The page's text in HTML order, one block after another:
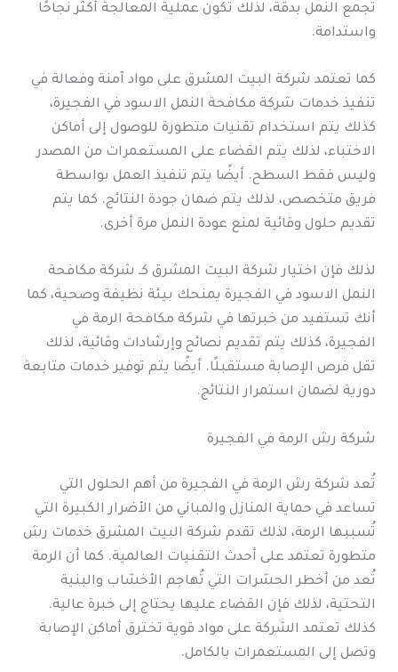
تجمع النمل بدقة، لذلك تكون عملية المعالجة أكثر نجاحًا
واستدامة.
كما تعتمد شركة البيت المشرق على مواد آمنة وفعالة في
تنفيذ خدمات شركة مكافحة النمل الاسود في الفجيرة،
كذلك يتم استخدام تقنيات متطورة للوصول إلى أماكن
الاختباء، لذلك يتم القضاء على المستعمرات من المصدر
وليس فقط السطح. أيضًا يتم تنفيذ العمل بواسطة
فريق متخصص، لذلك يتم ضمان جودة النتائج. كما يتم
تقديم حلول وقائية لمنع عودة النمل مرة أخرى.
لذلك فإن اختيار شركة البيت المشرق كـ شركة مكافحة
النمل الاسود في الفجيرة يمنحك بيئة نظيفة وصحية، كما
أنك تستفيد من خبرتها في شركة مكافحة الرمة في
الفجيرة، كذلك يتم تقديم نصائح وإرشادات وقائية، لذلك
تقل فرص الإصابة مستقبلًا. أيضًا يتم توفير خدمات متابعة
دورية لضمان استمرار النتائج.
شركة رش الرمة في الفجيرة
تُعد شركة رش الرمة في الفجيرة من أهم الحلول التي
تساعد في حماية المنازل والمباني من الأضرار الكبيرة التي
تُسببها الرمة، لذلك تقدم شركة البيت المشرق خدمات رش
متطورة تعتمد على أحدث التقنيات العالمية. كما أن الرمة
تُعد من أخطر الحشرات التي تُهاجم الأخشاب والبنية
التحتية، لذلك فإن القضاء عليها يحتاج إلى خبرة عالية.
كذلك تعتمد الشركة على مواد قوية تخترق أماكن الإصابة
وتصل إلى المستعمرات بالكامل.